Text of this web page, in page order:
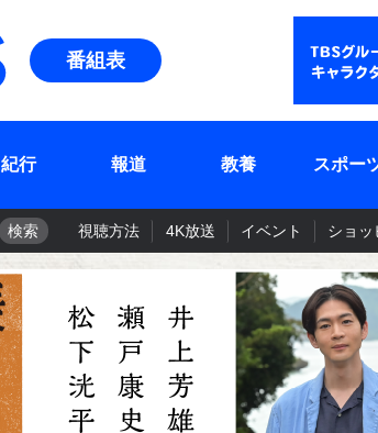
番組表
紀行 報道 教養 スポー
検索 視聴方法 4K放送 イベント ショッ